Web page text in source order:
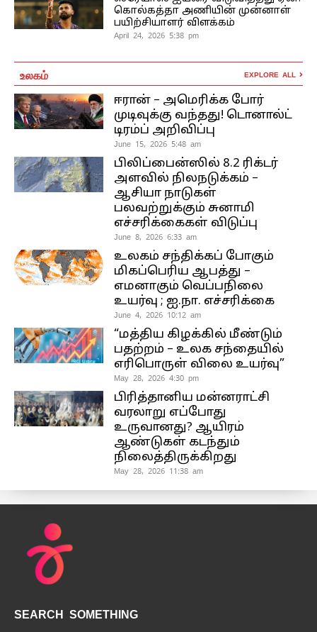
கொல்கத்தா அணியின் முன்னாள்
பயிற்சியாளர் விளக்கம்
April 24, 2026 5:38 pm
உலகம் EXPLORE ALL
ஈரான் – அமெரிக்க போர்
முடிவுக்கு வந்தது! டொனால்ட்
டிரம்ப் அறிவிப்பு
June 15, 2026 5:48 am
பிலிப்பைன்ஸில் 8.2 ரிக்டர்
அளவில் நிலநடுக்கம் –
ஆசியா நாடுகள்
பலவற்றுக்கும் சுனாமி
எச்சரிக்கைகள் விடுப்பு
June 8, 2026 6:33 am
உலகம் சந்திக்கப் போகும்
மிகப்பெரிய ஆபத்து –
எமனாகும் வெப்பநிலை
உயர்வு ; ஐ.நா. எச்சரிக்கை
June 4, 2026 10:12 am
“மத்திய கிழக்கில் மீண்டும்
பதற்றம் – உலக சந்தையில்
எரிபொருள் விலை உயர்வு”
May 28, 2026 4:30 pm
பிரித்தானிய மன்னராட்சி
வரலாறு எப்போது
உருவானது? ஆயிரம்
ஆண்டுகள் கடந்தும்
நிலைத்திருக்கிறது
May 28, 2026 11:38 am
SEARCH SOMETHING